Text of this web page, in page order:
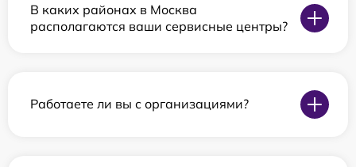
В каких районах в Москва
располагаются ваши сервисные центры?
Работаете ли вы с организациями?